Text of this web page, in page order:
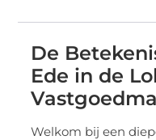
De
Ede in de
Welkom bij een